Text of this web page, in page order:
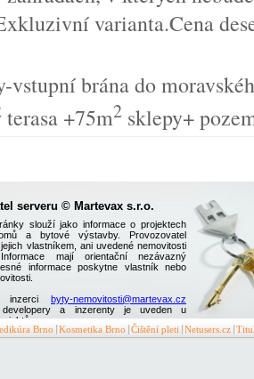
varianta.Cena
vstupní brána do
terasa +75m2 sklepy+
serveru © Martevax s.r.o.
slouží jako informace o projektech
a bytové výstavby. Provozovatel
vlastníkem, ani uvedené nemovitosti
mají orientační nezávazný
informace poskytne vlastník nebo
inzerci byty-nemovitosti@martevax.cz
a inzerenty je uveden u
Brno Kosmetika Brno Čištění pleti Netusers.cz